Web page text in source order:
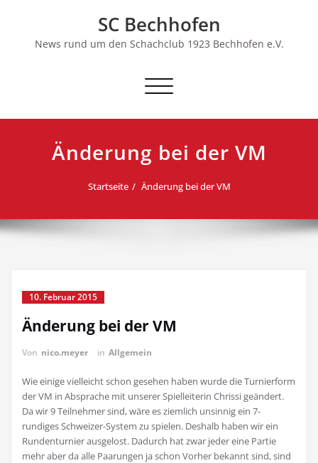
SC Bechhofen
News rund um den Schachclub 1923 Bechhofen e.V.
Schalte
Änderung bei der VM
Startseite Änderung bei der VM
10. Februar 2015
Änderung bei der VM
Von nico.meyer in Allgemein
Wie einige vielleicht schon gesehen haben wurde die Turnierform
der VM in Absprache mit unserer Spielleiterin Chrissi geändert.
Da wir 9 Teilnehmer sind, wäre es ziemlich unsinnig ein 7-
rundiges Schweizer-System zu spielen. Deshalb haben wir ein
Rundenturnier ausgelost. Dadurch hat zwar jeder eine Partie
mehr aber da alle Paarungen ja schon Vorher bekannt sind, sind